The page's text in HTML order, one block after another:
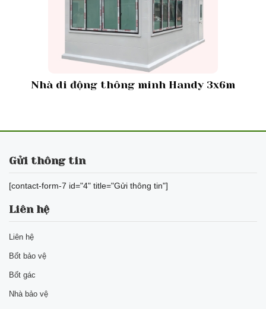
Nhà di động thông minh Handy 3x6m
Gửi thông tin
[contact-form-7 id="4" title="Gửi thông tin"]
Liên hệ
Liên hệ
Bốt bảo vệ
Bốt gác
Nhà bảo vệ